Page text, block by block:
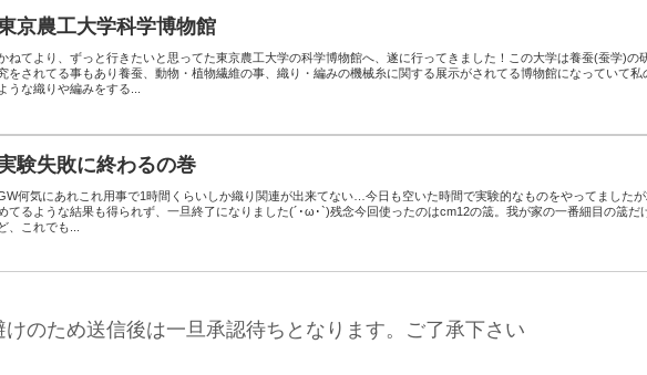
京農工大学科学博物館
ねてより、ずっと行きたいと思ってた東京農工大学の科学博物館へ、遂に行ってきました！この大学は養蚕(蚕学)の
をされてる事もあり養蚕、動物・植物繊維の事、織り・編みの機械糸に関する展示がされてる博物館になっていて私
うな織りや編みをする...
験失敗に終わるの巻
何気にあれこれ用事で1時間くらいしか織り関連が出来てない…今日も空いた時間で実験的なものをやってました
てるような結果も得られず、一旦終了になりました(´･ω･`)残念今回使ったのはcm12の筬。我が家の一番細目の筬だ
ど、これでも...
のため送信後は一旦承認待ちとなります。ご了承下さい